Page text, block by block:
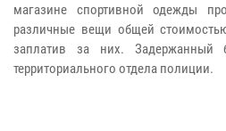
магазине спортивной одежды
различные вещи общей
заплатив за них. Задержанный
территориального отдела полиции.